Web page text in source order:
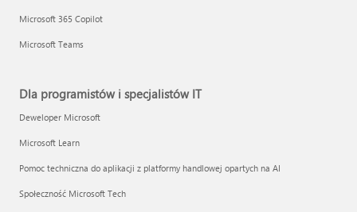
Microsoft 365 Copilot
Microsoft Teams
Dla programistów i specjalistów IT
Deweloper Microsoft
Microsoft Learn
Pomoc techniczna do aplikacji z platformy handlowej opartych na AI
Społeczność Microsoft Tech